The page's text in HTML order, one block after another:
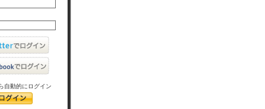
自動的にログイン